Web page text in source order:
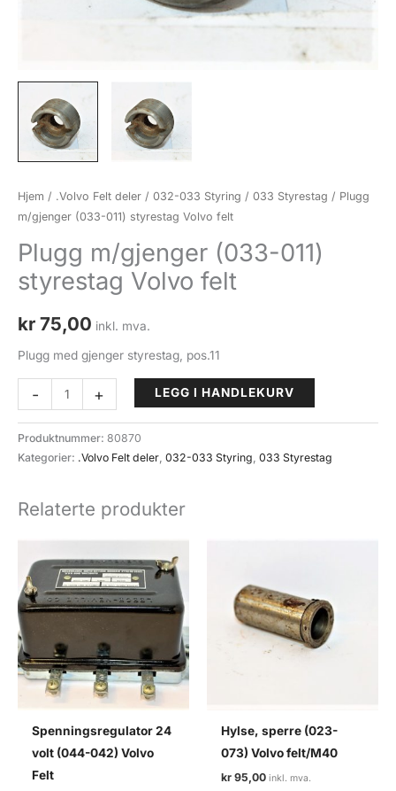
Hjem / .Volvo Felt deler / 032-033 Styring / 033 Styrestag / Plugg
m/gjenger (033-011) styrestag Volvo felt
Plugg m/gjenger (033-011)
styrestag Volvo felt
kr 75,00 inkl. mva.
Plugg med gjenger styrestag, pos.11
-
m/gjenger
(033-
011)
Volvo
+ LEGG I HANDLEKURV
Produktnummer: 80870
Kategorier: .Volvo Felt deler, 032-033 Styring, 033 Styrestag
Relaterte produkter
Spenningsregulator 24
volt (044-042) Volvo
Felt
Hylse, sperre (023-
073) Volvo felt/M40
kr 95,00